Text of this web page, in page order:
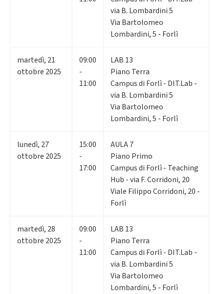
via B. Lombardini 5
Via Bartolomeo
Lombardini, 5 - Forlì
martedì, 21
ottobre 2025
09:00
-
11:00
LAB 13
Piano Terra
Campus di Forlì - DIT.Lab -
via B. Lombardini 5
Via Bartolomeo
Lombardini, 5 - Forlì
lunedì, 27
ottobre 2025
15:00
-
17:00
AULA 7
Piano Primo
Campus di Forlì - Teaching
Hub - via F. Corridoni, 20
Viale Filippo Corridoni, 20 -
Forlì
martedì, 28
ottobre 2025
09:00
-
11:00
LAB 13
Piano Terra
Campus di Forlì - DIT.Lab -
via B. Lombardini 5
Via Bartolomeo
Lombardini, 5 - Forlì